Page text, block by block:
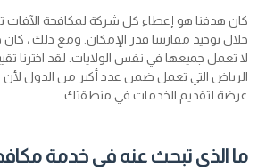
كان هدفنا هو إعطاء كل شركة لمكافحة الآفات
خلال توحيد مقارنتنا قدر الإمكان. ومع ذلك ،
لا تعمل جميعها في نفس الولايات. لقد اخترنا
الرياض التي تعمل ضمن عدد أكبر من الدول لأن
عرضة لتقديم الخدمات في منطقتك.
ما الذي تبحث عنه في خدمة